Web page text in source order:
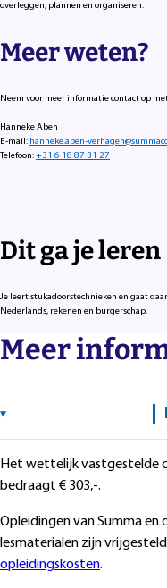
overleggen, plannen en organiseren.
Meer weten?
Neem voor meer informatie contact op
Hanneke Aben
E-mail: hanneke.aben-
Telefoon:+31 6 18 87 31 27
Dit ga je leren
Je leert stukadoorstechnieken en gaat
Nederlands, rekenen en burgerschap.
Meer
Het wettelijk vastgestelde
bedraagt € 303,-.
Opleidingen van Summa en
lesmaterialen zijn
opleidingskosten.